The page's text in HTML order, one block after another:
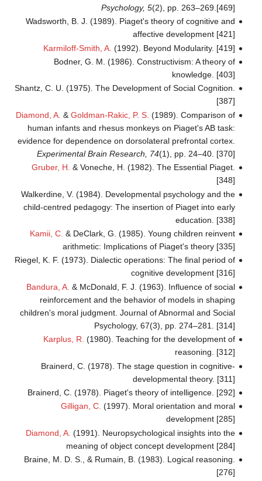
Psychology, 5(2), pp. 263–269.[469]
Wadsworth, B. J. (1989). Piaget's theory of cognitive and
affective development [421]
Karmiloff-Smith, A. (1992). Beyond Modularity. [419]
Bodner, G. M. (1986). Constructivism: A theory of
knowledge. [403]
Shantz, C. U. (1975). The Development of Social Cognition.
[387]
Diamond, A. & Goldman-Rakic, P. S. (1989). Comparison of
human infants and rhesus monkeys on Piaget's AB task:
evidence for dependence on dorsolateral prefrontal cortex.
Experimental Brain Research, 74(1), pp. 24–40. [370]
Gruber, H. & Voneche, H. (1982). The Essential Piaget.
[348]
Walkerdine, V. (1984). Developmental psychology and the
child-centred pedagogy: The insertion of Piaget into early
education. [338]
Kamii, C. & DeClark, G. (1985). Young children reinvent
arithmetic: Implications of Piaget's theory [335]
Riegel, K. F. (1973). Dialectic operations: The final period of
cognitive development [316]
Bandura, A. & McDonald, F. J. (1963). Influence of social
reinforcement and the behavior of models in shaping
children's moral judgment. Journal of Abnormal and Social
Psychology, 67(3), pp. 274–281. [314]
Karplus, R. (1980). Teaching for the development of
reasoning. [312]
Brainerd, C. (1978). The stage question in cognitive-
developmental theory. [311]
Brainerd, C. (1978). Piaget's theory of intelligence. [292]
Gilligan, C. (1997). Moral orientation and moral
development [285]
Diamond, A. (1991). Neuropsychological insights into the
meaning of object concept development [284]
Braine, M. D. S., & Rumain, B. (1983). Logical reasoning.
[276]